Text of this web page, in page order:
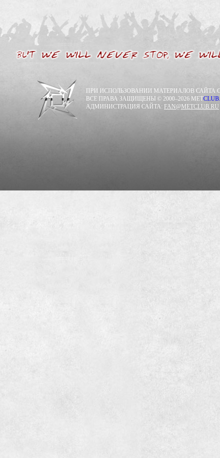
ПРИ ИСПОЛЬЗОВАНИИ МАТЕРИАЛОВ САЙТА
ВСЕ ПРАВА ЗАЩИЩЕНЫ © 2000–2026 METCLUB.
АДМИНИСТРАЦИЯ САЙТА: FAN@METCLUB.RU